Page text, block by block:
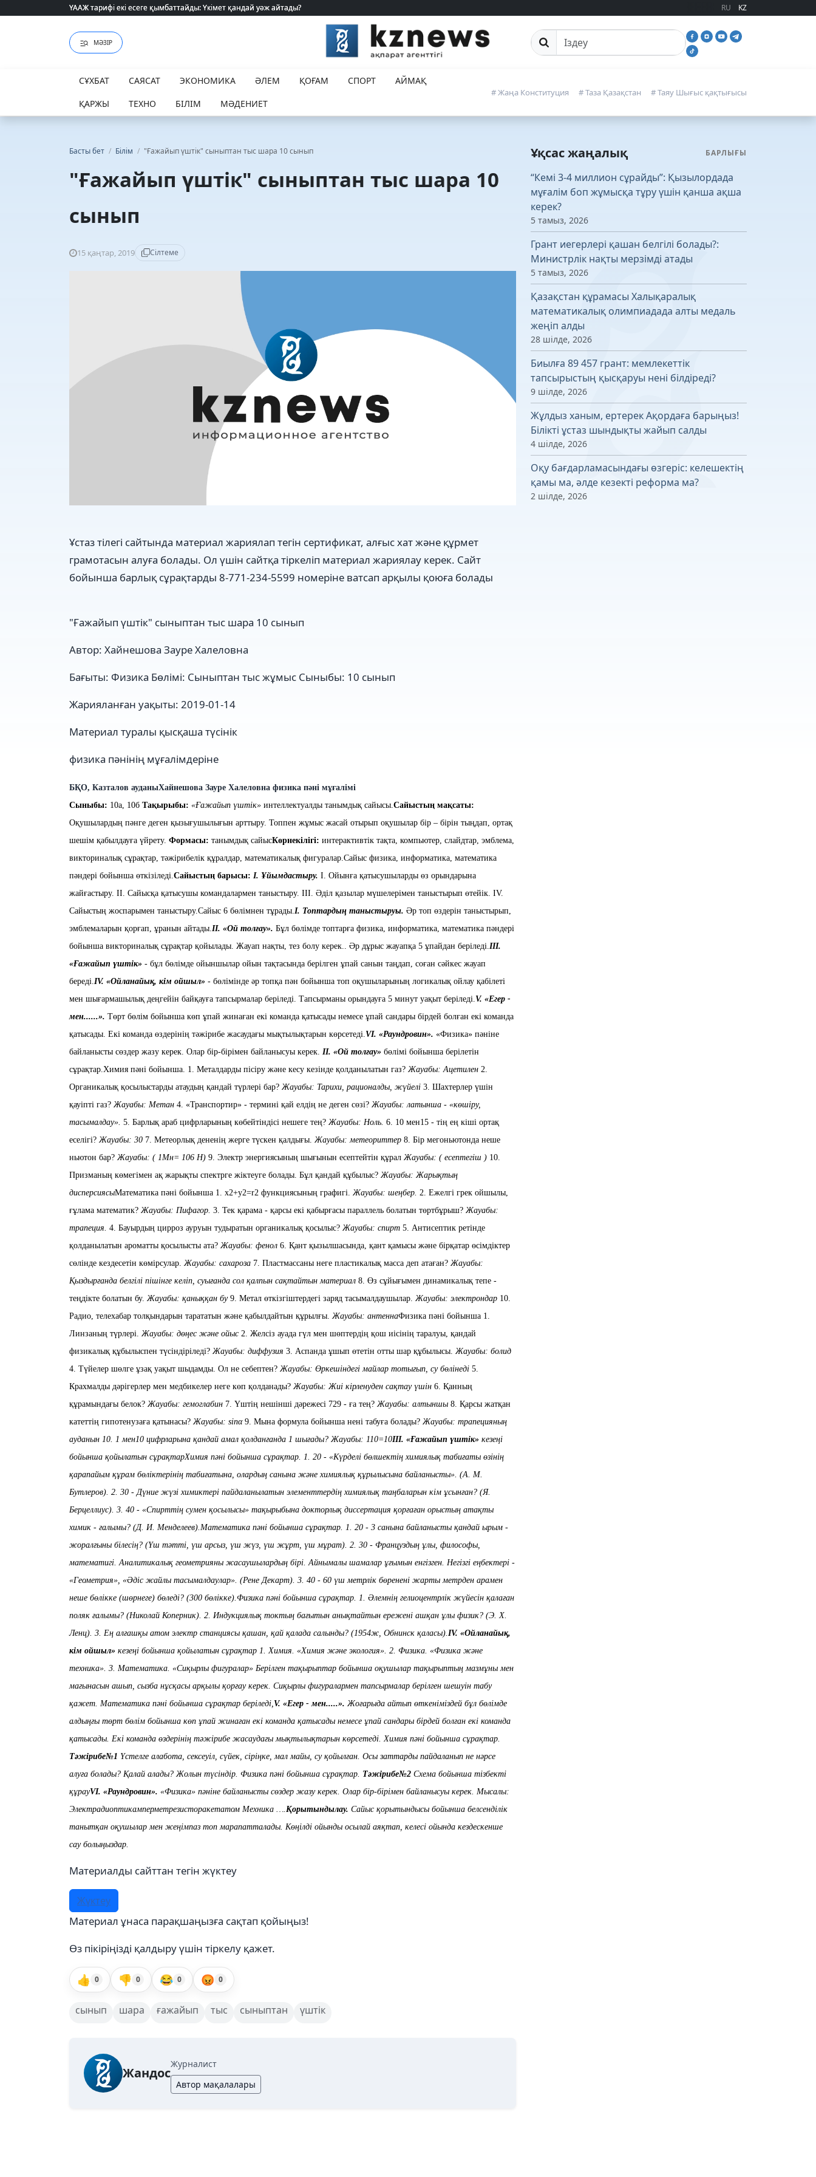
"320 мың теңге таппасаң... кедейсің": әлеуметтің табысы туралы түсінігі өзгерді ме? RU KZ
МӘЗІР Сайттан іздеу
СҰХБАТ САЯСАТ ЭКОНОМИКА ӘЛЕМ ҚОҒАМ СПОРТ
АЙМАҚ
ҚАРЖЫ
ТЕХНО БІЛІМ МӘДЕНИЕТ
# Жаңа Конституция # Таза Қазақстан # Таяу Шығыс қақтығысы
Басты бет / Білім / "Ғажайып үштік" сыныптан тыс шара 10 сынып
"Ғажайып үштік" сыныптан тыс шара 10
сынып
15 қаңтар, 2019 Сілтеме
Ұстаз тілегі сайтында материал жариялап тегін сертификат, алғыс хат және құрмет
грамотасын алуға болады. Ол үшін сайтқа тіркеліп материал жариялау керек. Сайт
бойынша барлық сұрақтарды 8-771-234-5599 номеріне ватсап арқылы қоюға болады
"Ғажайып үштік" сыныптан тыс шара 10 сынып
Автор: Хайнешова Зауре Халеловна
Бағыты: Физика Бөлімі: Сыныптан тыс жұмыс Сыныбы: 10 сынып
Жарияланған уақыты: 2019-01-14
Материал туралы қысқаша түсінік
физика пәнінің мұғалімдеріне
БҚО, Казталов ауданыХайнешова Зауре Халеловна физика пәні мұғалімі
Сыныбы: 10а, 10б Тақырыбы: «Ғажайып үштік» интеллектуалды танымдық сайысы.Сайыстың мақсаты:
Оқушылардың пәнге деген қызығушылығын арттыру. Топпен жұмыс жасай отырып оқушылар бір – бірін тыңдап, ортақ
шешім қабылдауға үйрету. Формасы: танымдық сайысКөрнекілігі: интерактивтік тақта, компьютер, слайдтар, эмблема,
викториналық сұрақтар, тәжірибелік құралдар, математикалық фигуралар.Сайыс физика, информатика, математика
пәндері бойынша өткізіледі.Сайыстың барысы: І. Ұйымдастыру. І. Ойынға қатысушыларды өз орындарына
жайғастыру. ІІ. Сайысқа қатысушы командалармен таныстыру. ІІІ. Әділ қазылар мүшелерімен таныстырып өтейік. ІV.
Сайыстың жоспарымен таныстыру.Сайыс 6 бөлімнен тұрады.І. Топтардың таныстыруы. Әр топ өздерін таныстырып,
эмблемаларын қорғап, ұранын айтады.ІІ. «Ой толғау». Бұл бөлімде топтарға физика, информатика, математика пәндері
бойынша викториналық сұрақтар қойылады. Жауап нақты, тез болу керек.. Әр дұрыс жауапқа 5 ұпайдан беріледі.ІІІ.
«Ғажайып үштік» - бұл бөлімде ойыншылар ойын тақтасында берілген ұпай санын таңдап, соған сәйкес жауап
береді.ІV. «Ойланайық, кім ойшыл» - бөлімінде әр топқа пән бойынша топ оқушыларының логикалық ойлау қабілеті
мен шығармашылық деңгейін байқауға тапсырмалар беріледі. Тапсырманы орындауға 5 минут уақыт беріледі.V. «Егер -
мен......». Төрт бөлім бойынша көп ұпай жинаған екі команда қатысады немесе ұпай сандары бірдей болған екі команда
қатысады. Екі команда өздерінің тәжірибе жасаудағы мықтылықтарын көрсетеді.VІ. «Раундровин». «Физика» пәніне
байланысты сөздер жазу керек. Олар бір-бірімен байланысуы керек. ІІ. «Ой толғау» бөлімі бойынша берілетін
сұрақтар.Химия пәні бойынша. 1. Металдарды пісіру және кесу кезінде қолданылатын газ? Жауабы: Ацетилен 2.
Органикалық қосылыстарды атаудың қандай түрлері бар? Жауабы: Тарихи, рационалды, жүйелі 3. Шахтерлер үшін
қауіпті газ? Жауабы: Метан 4. «Транспортир» - термині қай елдің не деген сөзі? Жауабы: латынша - «көшіру,
тасымалдау». 5. Барлық араб цифрларының көбейтіндісі нешеге тең? Жауабы: Ноль. 6. 10 мен15 - тің ең кіші ортақ
еселігі? Жауабы: 30 7. Метеорлық дененің жерге түскен қалдығы. Жауабы:метеориттер 8. Бір мегоньютонда неше
ньютон бар? Жауабы: ( 1Мн= 106 Н) 9. Электр энергиясының шығынын есептейтін құрал Жауабы: ( есептегіш ) 10.
Призманың көмегімен ақ жарықты спектрге жіктеуге болады. Бұл қандай құбылыс? Жауабы: Жарықтың
дисперсиясыМатематика пәні бойынша 1. х2+у2=r2 функциясының графигі. Жауабы: шеңбер. 2. Ежелгі грек ойшылы,
ғұлама математик? Жауабы: Пифагор. 3. Тек қарама - қарсы екі қабырғасы параллель болатын төртбұрыш? Жауабы:
трапеция. 4. Бауырдың цирроз ауруын тудыратын органикалық қосылыс? Жауабы: спирт 5. Антисептик ретінде
қолданылатын ароматты қосылысты ата? Жауабы: фенол 6. Қант қызылшасында, қант қамысы және бірқатар өсімдіктер
сөлінде кездесетін көмірсулар. Жауабы: сахароза 7. Пластмассаны неге пластикалық масса деп атаған? Жауабы:
Қыздырғанда белгілі пішінге келіп, суығанда сол қалпын сақтайтын материал 8. Өз сұйығымен динамикалық тепе -
теңдікте болатын бу. Жауабы: қаныққан бу 9. Метал өткізгіштердегі заряд тасымалдаушылар. Жауабы: электрондар 10.
Радио, телехабар толқындарын тарататын және қабылдайтын құрылғы. Жауабы: антеннаФизика пәні бойынша 1.
Линзаның түрлері. Жауабы: дөңес және ойыс 2. Желсіз ауада гүл мен шөптердің қош иісінің таралуы, қандай
физикалық құбылыспен түсіндіріледі? Жауабы: диффузия 3. Аспанда ұшып өтетін отты шар құбылысы. Жауабы: болид
4. Түйелер шөлге ұзақ уақыт шыдамды. Ол не себептен? Жауабы: Өркешіндегі майлар тотығып, су бөлінеді 5.
Крахмалды дәрігерлер мен медбикелер неге көп қолданады? Жауабы: Жиі кірленуден сақтау үшін 6. Қанның
құрамындағы белок? Жауабы: гемоглабин 7. Үштің нешінші дәрежесі 729 - ға тең? Жауабы: алтыншы 8. Қарсы жатқан
катеттің гипотенузаға қатынасы? Жауабы: sinα 9. Мына формула бойынша нені табуға болады? Жауабы: трапецияның
ауданын 10. 1 мен10 цифрларына қандай амал қолданғанда 1 шығады? Жауабы: 110=10ІІІ. «Ғажайып үштік» кезеңі
бойынша қойылатын сұрақтарХимия пәні бойынша сұрақтар. 1. 20 - «Күрделі бөлшектің химиялық табиғаты өзінің
қарапайым құрам бөліктерінің табиғатына, олардың санына және химиялық құрылысына байланысты». (А. М.
Бутлеров). 2. 30 - Дүние жүзі химиктері пайдаланылатын элементтердің химиялық таңбаларын кім ұсынған? (Я.
Берцеллиус). 3. 40 - «Спирттің сумен қосылысы» тақырыбына докторлық диссертация қорғаған орыстың атақты
химик - ғалымы? (Д. И. Менделеев).Математика пәні бойынша сұрақтар. 1. 20 - 3 санына байланысты қандай ырым -
жоралғыны білесің? (Үш тәтті, үш арсыз, үш жүз, үш жұрт, үш мұрат). 2. 30 - Француздың ұлы, философы,
математигі. Аналитикалық геометрияны жасаушылардың бірі. Айнымалы шамалар ұғымын енгізген. Негізгі еңбектері -
«Геометрия», «Әдіс жайлы тасымалдаулар». (Рене Декарт). 3. 40 - 60 үш метрлік бөренені жарты метрден арамен
неше бөлікке (шөрнеге) бөледі? (300 бөлікке).Физика пәні бойынша сұрақтар. 1. Әлемнің гелиоцентрлік жүйесін қалаған
поляк ғалымы? (Николай Коперник). 2. Индукциялық токтың бағытын анықтайтын ережені ашқан ұлы физик? (Э. Х.
Ленц). 3. Ең алғашқы атом электр станциясы қашан, қай қалада салынды? (1954ж, Обнинск қаласы).ІV. «Ойланайық,
кім ойшыл» кезеңі бойынша қойылатын сұрақтар 1.Химия. «Химия және экология». 2. Физика. «Физика және
техника». 3. Математика. «Сиқырлы фигуралар» Берілген тақырыптар бойынша оқушылар тақырыптың мазмұны мен
мағынасын ашып, сызба нұсқасы арқылы қорғау керек. Сиқырлы фигуралармен тапсырмалар берілген шешуін табу
қажет. Математика пәні бойынша сұрақтар беріледі,V. «Егер - мен.....». Жоғарыда айтып өткеніміздей бұл бөлімде
алдыңғы төрт бөлім бойынша көп ұпай жинаған екі команда қатысады немесе ұпай сандары бірдей болған екі команда
қатысады. Екі команда өздерінің тәжірибе жасаудағы мықтылықтарын көрсетеді. Химия пәні бойынша сұрақтар.
Тәжірибе№1 Үстелге алабота, сексеуіл, сүйек, сіріңке, мал майы, су қойылған. Осы заттарды пайдаланып не нәрсе
алуға болады? Қалай алады? Жолын түсіндір. Физика пәні бойынша сұрақтар. Тәжірибе№2 Схема бойынша тізбекті
құрауVІ. «Раундровин». «Физика» пәніне байланысты сөздер жазу керек. Олар бір-бірімен байланысуы керек. Мысалы:
Электрадиоптикамперметрезисторакетатом Мехника ….Қорытындылау. Сайыс қорытындысы бойынша белсенділік
танытқан оқушылар мен жеңімпаз топ марапатталады. Көңілді ойынды осылай аяқтап, келесі ойында кездескенше
сау болыңыздар.
Материалды сайттан тегін жүктеу
Жүктеу
Материал ұнаса парақшаңызға сақтап қойыңыз!
Өз пікіріңізді қалдыру үшін тіркелу қажет.
👍 0 👎 0 😂 0 😡 0
сынып шара ғажайып тыс сыныптан үштік
Жандос
Журналист
Автор мақалалары
Ұқсас жаңалық БАРЛЫҒЫ
“Кемі 3-4 миллион сұрайды”: Қызылордада
мұғалім боп жұмысқа тұру үшін қанша ақша
керек?
5 тамыз, 2026
Грант иегерлері қашан белгілі болады?:
Министрлік нақты мерзімді атады
5 тамыз, 2026
Қазақстан құрамасы Халықаралық
математикалық олимпиадада алты медаль
жеңіп алды
28 шілде, 2026
Биылға 89 457 грант: мемлекеттік
тапсырыстың қысқаруы нені білдіреді?
9 шілде, 2026
Жұлдыз ханым, ертерек Ақордаға барыңыз!
Білікті ұстаз шындықты жайып салды
4 шілде, 2026
Оқу бағдарламасындағы өзгеріс: келешектің
қамы ма, әлде кезекті реформа ма?
2 шілде, 2026